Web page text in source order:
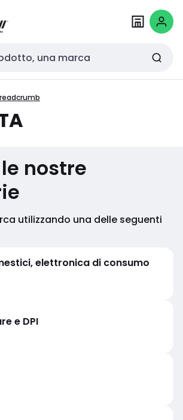
nostre
utilizzando una delle seguenti
elettronica di consumo
e DPI